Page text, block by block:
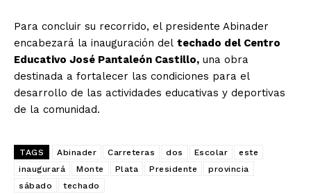
Para concluir su recorrido, el presidente Abinader
encabezará la inauguración del techado del Centro
Educativo José Pantaleón Castillo, una obra
destinada a fortalecer las condiciones para el
desarrollo de las actividades educativas y deportivas
de la comunidad.
TAGS Abinader Carreteras dos Escolar
este
inaugurará
Monte Plata Presidente
provincia
sábado
techado